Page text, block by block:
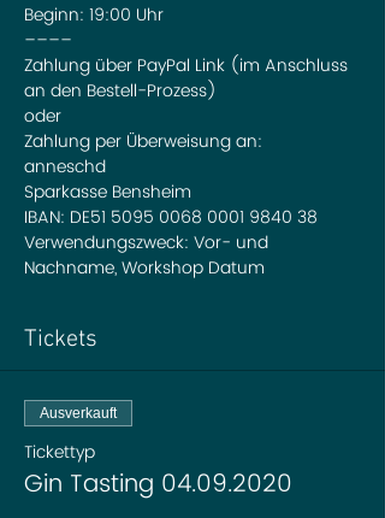
Beginn: 19:00 Uhr
––––
Zahlung über PayPal Link (im Anschluss
an den Bestell-Prozess)
oder
Zahlung per Überweisung an:
anneschd
Sparkasse Bensheim
IBAN: DE51 5095 0068 0001 9840 38
Verwendungszweck: Vor- und
Nachname, Workshop Datum
Tickets
Ausverkauft
Tickettyp
Gin Tasting 04.09.2020